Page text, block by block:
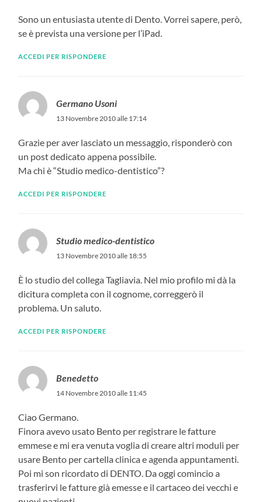
Sono un entusiasta utente di Dento. Vorrei sapere, però,
se è prevista una versione per l’iPad.
ACCEDI PER RISPONDERE
Germano Usoni
13 Novembre 2010 alle 17:14
Grazie per aver lasciato un messaggio, risponderò con
un post dedicato appena possibile.
Ma chi è “Studio medico-dentistico”?
ACCEDI PER RISPONDERE
Studio medico-dentistico
13 Novembre 2010 alle 18:55
È lo studio del collega Tagliavia. Nel mio profilo mi dà la
dicitura completa con il cognome, correggerò il
problema. Un saluto.
ACCEDI PER RISPONDERE
Benedetto
14 Novembre 2010 alle 11:45
Ciao Germano.
Finora avevo usato Bento per registrare le fatture
emmese e mi era venuta voglia di creare altri moduli per
usare Bento per cartella clinica e agenda appuntamenti.
Poi mi son ricordato di DENTO. Da oggi comincio a
trasferirvi le fatture già emesse e il cartaceo dei vecchi e